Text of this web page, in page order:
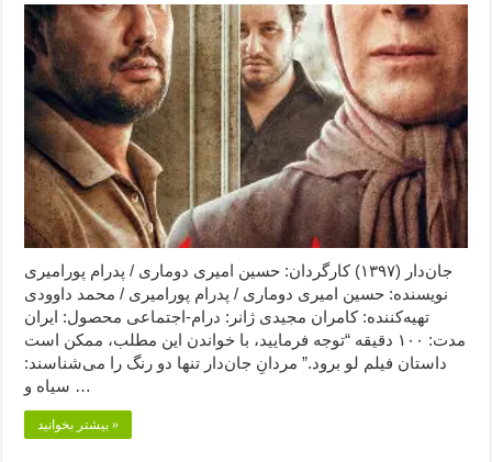
جان‌دار (۱۳۹۷) کارگردان: حسین امیری دوماری / پدرام پورامیری
نویسنده: حسین امیری دوماری / پدرام پورامیری / محمد داوودی
تهیه‌کننده: کامران مجیدی ژانر: درام-اجتماعی محصول: ایران
مدت: ۱۰۰ دقیقه “توجه فرمایید،‌ با خواندن این مطلب، ممکن است
داستان فیلم لو برود.” مردانِ جان‌دار تنها دو رنگ را می‌شناسند:
سیاه و …
بیشتر بخوانید »